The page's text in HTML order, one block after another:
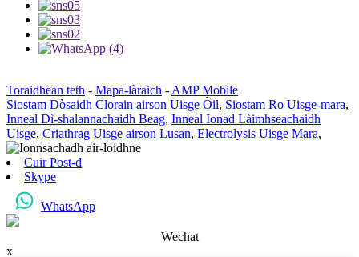
Toraidhean teth - Mapa-làraich - AMP Mobile
Siostam Dòsaidh Clorain airson Uisge Òil, Siostam Ro Uisge-mara,
Inneal Dì-shalannachaidh Beag, Inneal Ionad Làimhseachaidh
Uisge, Criathrag Uisge airson Lusan, Electrolysis Uisge Mara,
Cuir Post-d
Skype
WhatsApp
Wechat
x